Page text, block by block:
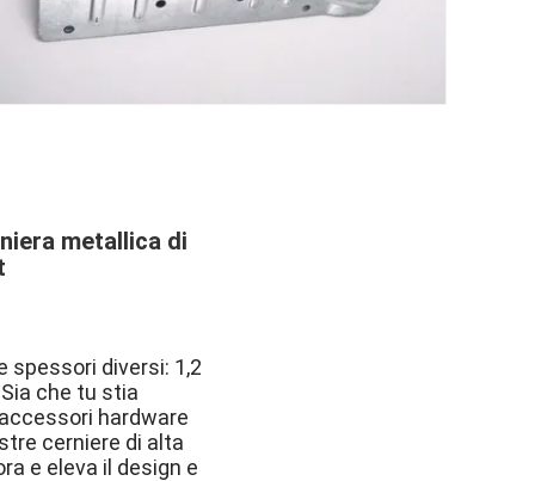
metallica di
diversi: 1,2
che tu stia
hardware
cerniere di alta
e eleva il design e